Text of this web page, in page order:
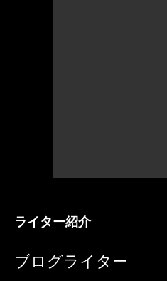
ライター紹介
ブログライター